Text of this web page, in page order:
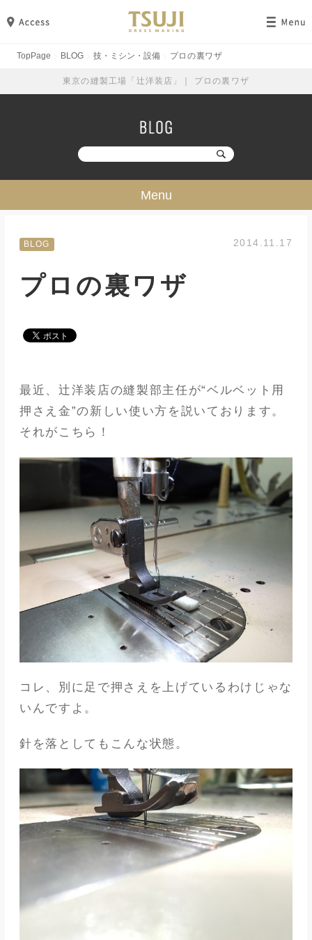
TopPage BLOG 技・ミシン・設備 プロの裏ワザ
東京の縫製工場「辻洋装店」｜ プロの裏ワザ
Menu
勉強・成長
メゾンな日々
BLOG 2014.11.17
プロの裏ワザ
最近、辻洋装店の縫製部主任が“ベルベット用
押さえ金”の新しい使い方を説いております。
それがこちら！
コレ、別に足で押さえを上げているわけじゃな
いんですよ。
針を落としてもこんな状態。